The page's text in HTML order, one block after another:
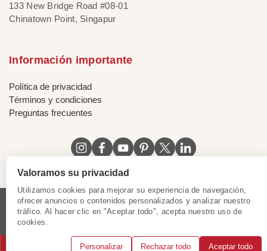
133 New Bridge Road #08-01
Chinatown Point, Singapur
Información importante
Política de privacidad
Términos y condiciones
Preguntas frecuentes
Licencia de Vietnam | Certificado de Singapur
|
Certificado de Hong Kong, China
© 2018 - 2025 Mundo Asia. Reservados todos los derechos.
Valoramos su privacidad
Utilizamos cookies para mejorar su experiencia de navegación,
ofrecer anuncios o contenidos personalizados y analizar nuestro
tráfico. Al hacer clic en "Aceptar todo", acepta nuestro uso de
cookies.
Personalizar Rechazar todo Aceptar todo